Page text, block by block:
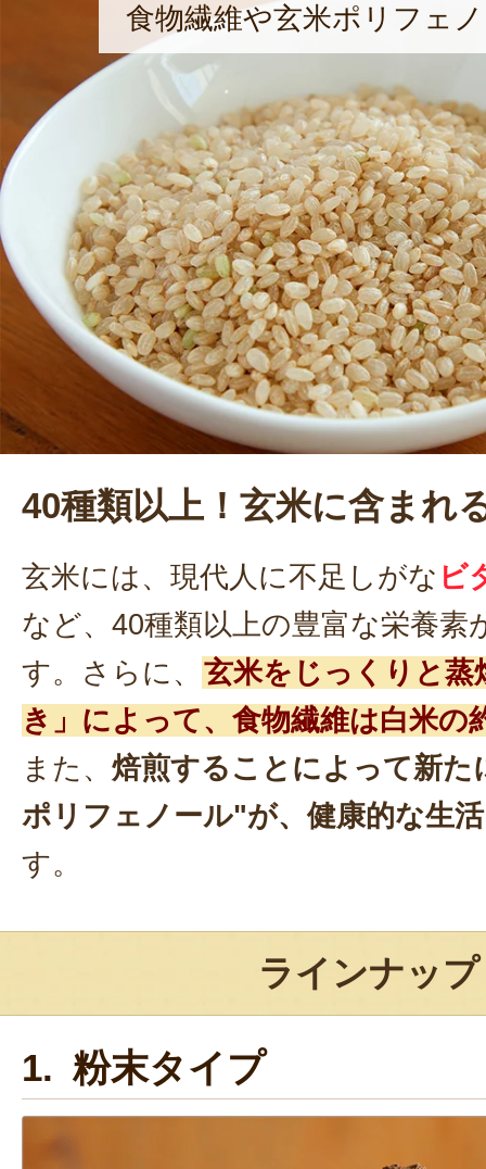
食物繊維や玄米ポリフェ
40種類以上！玄米に含まれ
玄米には、現代人に不足しがな ビ
など、40種類以上の豊富な栄養素
す。さらに、 玄米をじっくりと蒸
き」によって、食物繊維は白米の
また、 焙煎することによって新た
ポリフェノール"が、健康的な生
す。
ラインナップ
1. 粉末タイプ